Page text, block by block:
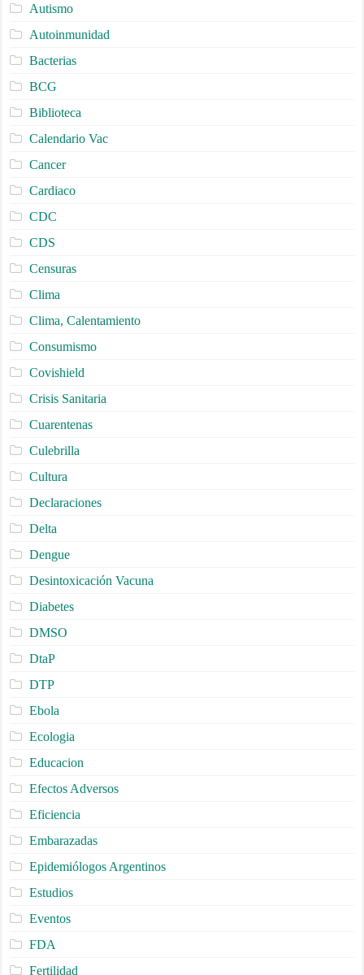
Autismo
Autoinmunidad
Bacterias
BCG
Biblioteca
Calendario Vac
Cancer
Cardiaco
CDC
CDS
Censuras
Clima
Clima, Calentamiento
Consumismo
Covishield
Crisis Sanitaria
Cuarentenas
Culebrilla
Cultura
Declaraciones
Delta
Dengue
Desintoxicación Vacuna
Diabetes
DMSO
DtaP
DTP
Ebola
Ecologia
Educacion
Efectos Adversos
Eficiencia
Embarazadas
Epidemiólogos Argentinos
Estudios
Eventos
FDA
Fertilidad